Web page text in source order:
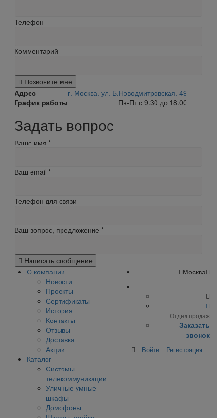
Телефон
Комментарий
Позвоните мне
Адрес
г. Москва, ул. Б.Новодмитровская, 49
График работы
Пн-Пт с 9.30 до 18.00
Задать вопрос
Ваше имя *
Ваш email *
Телефон для связи
Ваш вопрос, предложение *
Написать сообщение
О компании
Новости
Проекты
Сертификаты
История
Контакты
Отзывы
Доставка
Акции
Каталог
Системы
телекоммуникации
Уличные умные
шкафы
Домофоны
Москва
Отдел продаж
Заказать
звонок
Войти Регистрация